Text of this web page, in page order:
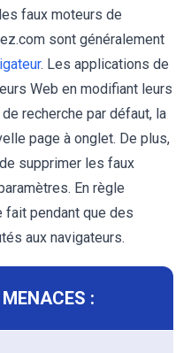
faux moteurs de
sont généralement
. Les applications de
Web en modifiant leurs
recherche par défaut, la
page à onglet. De plus,
supprimer les faux
En règle
fait pendant que des
aux navigateurs.
: